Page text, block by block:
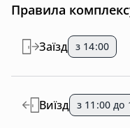
Правила
Заїзд з 14:00
Виїзд з 11:00 до